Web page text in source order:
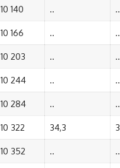
10 140 .. ..
10 166 .. ..
10 203 .. ..
10 244 .. ..
10 284 .. ..
10 322 34,3
10 352 .. ..